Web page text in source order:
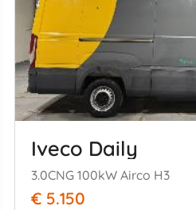
Iveco Daily
3.0CNG 100kW Airco H3
€ 5.150